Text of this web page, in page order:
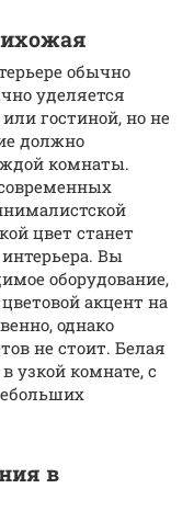
обычно
уделяется
гостиной, но не
должно
комнаты.
цвет станет
Вы
оборудование,
акцент на
однако
не стоит. Белая
узкой комнате, с
в